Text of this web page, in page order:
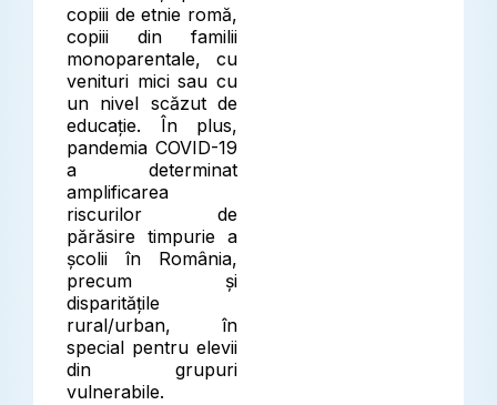
copiii de etnie romă,
copiii din familii
monoparentale, cu
venituri mici sau cu
un nivel scăzut de
educație. În plus,
pandemia COVID-19
a determinat
amplificarea
riscurilor de
părăsire timpurie a
școlii în România,
precum și
disparitățile
rural/urban, în
special pentru elevii
din grupuri
vulnerabile.